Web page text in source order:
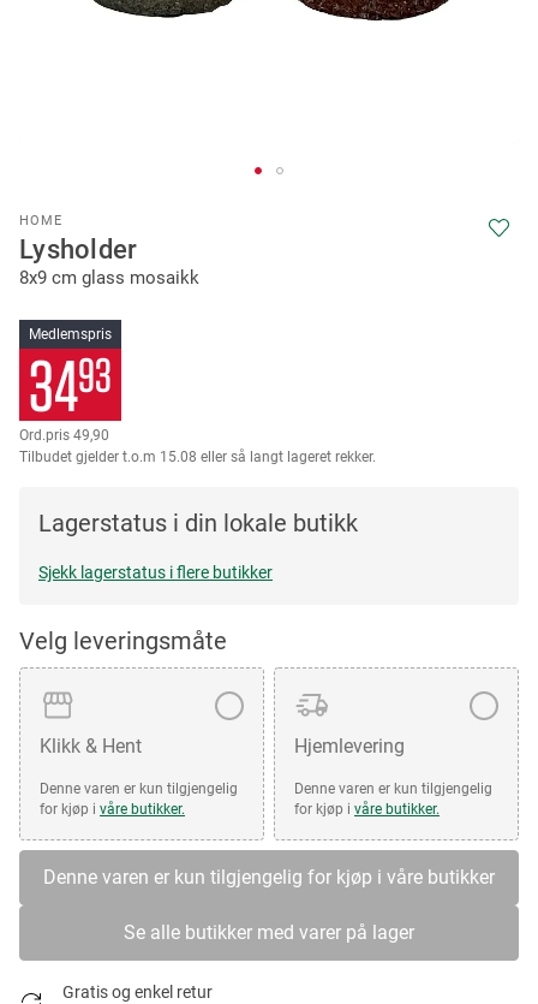
HOME
Lysholder
8x9 cm glass mosaikk
Medlemspris
3493
49,90
Tilbudet gjelder t.o.m 15.08 eller så langt lageret rekker.
Lagerstatus i din lokale butikk
Sjekk lagerstatus i flere butikker
Velg leveringsmåte
Klikk & Hent
Denne varen er kun tilgjengelig
for kjøp i våre butikker.
Hjemlevering
Denne varen er kun tilgjengelig
for kjøp i våre butikker.
Denne varen er kun tilgjengelig for kjøp i våre butikker
Se alle butikker med varer på lager
Gratis og enkel retur
to
the
beginning
the
images
gallery